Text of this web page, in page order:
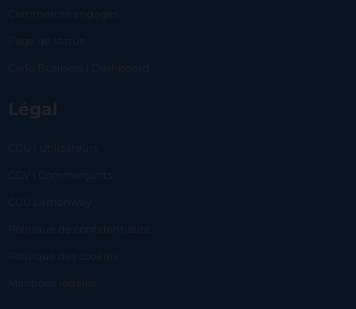
Commerces engagés
Page de status
Carlo Business | Dashboard
Légal
CGU | Utilisateurs
CGV | Commerçants
CGU Lemonway
Politique de confidentialité
Politique des cookies
Mentions légales